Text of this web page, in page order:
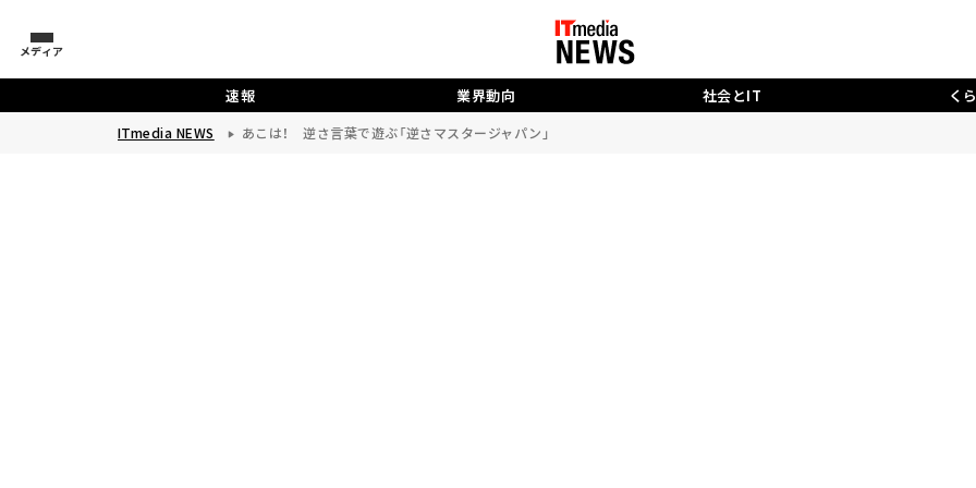
メディア
速報 業界動向 社会とIT く
ITmedia NEWS あこは！ 逆さ言葉で遊ぶ「逆さマスタージャパン」